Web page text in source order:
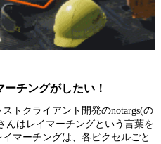
チングがしたい！
トクライアント開発のnotargs(の
んはレイマーチングという言葉を
マーチングは、各ピクセルごと